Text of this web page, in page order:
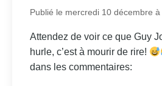
Publié le mercredi 10 décembre
Attendez de voir ce que Guy
hurle, c’est à mourir de rire!
dans les commentaires: